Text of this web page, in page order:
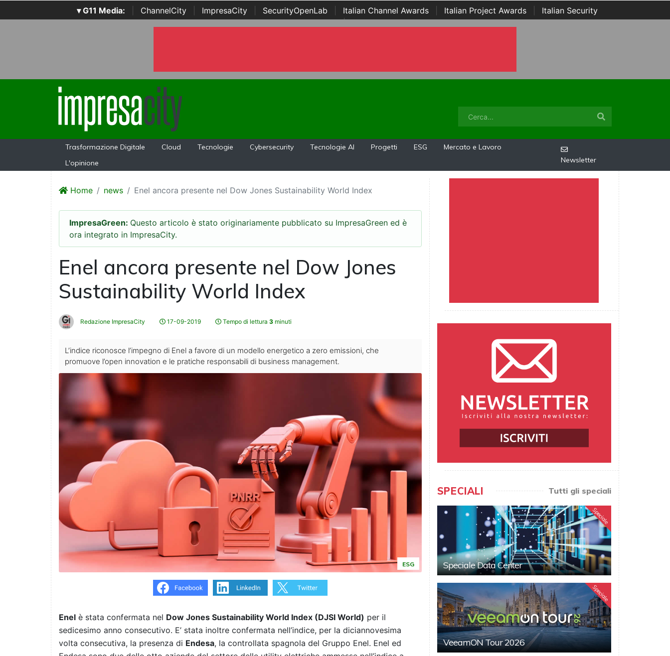
▾ G11 Media: ChannelCity ImpresaCity SecurityOpenLab Italian Channel Awards Italian Project Awards
Italian Security
Awards | ...
Trasformazione Digitale Cloud Tecnologie Cybersecurity Tecnologie AI Progetti ESG
Mercato e Lavoro
L'opinione
Newsletter
Home news Enel ancora presente nel Dow Jones Sustainability World Index
ImpresaGreen: Questo articolo è stato originariamente pubblicato su ImpresaGreen ed è
ora integrato in ImpresaCity.
Enel ancora presente nel Dow Jones
Sustainability World Index
Redazione ImpresaCity 17-09-2019 Tempo di lettura 3 minuti
L’indice riconosce l’impegno di Enel a favore di un modello energetico a zero emissioni, che
promuove l’open innovation e le pratiche responsabili di business management.
ESG
Enel è stata confermata nel Dow Jones Sustainability World Index (DJSI World) per il
sedicesimo anno consecutivo. E’ stata inoltre confermata nell’indice, per la diciannovesima
volta consecutiva, la presenza di Endesa, la controllata spagnola del Gruppo Enel. Enel ed
SPECIALI Tutti gli speciali
Speciale
Speciale Data Center
Speciale
VeeamON Tour 2026